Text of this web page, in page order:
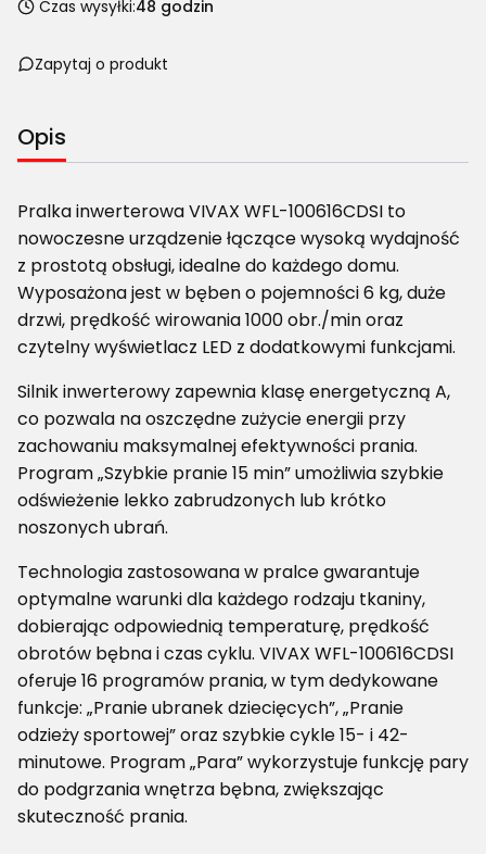
Czas wysyłki:48 godzin
Zapytaj o produkt
Opis
Pralka inwerterowa VIVAX WFL-100616CDSI to
nowoczesne urządzenie łączące wysoką wydajność
z prostotą obsługi, idealne do każdego domu.
Wyposażona jest w bęben o pojemności 6 kg, duże
drzwi, prędkość wirowania 1000 obr./min oraz
czytelny wyświetlacz LED z dodatkowymi funkcjami.
Silnik inwerterowy zapewnia klasę energetyczną A,
co pozwala na oszczędne zużycie energii przy
zachowaniu maksymalnej efektywności prania.
Program „Szybkie pranie 15 min” umożliwia szybkie
odświeżenie lekko zabrudzonych lub krótko
noszonych ubrań.
Technologia zastosowana w pralce gwarantuje
optymalne warunki dla każdego rodzaju tkaniny,
dobierając odpowiednią temperaturę, prędkość
obrotów bębna i czas cyklu. VIVAX WFL-100616CDSI
oferuje 16 programów prania, w tym dedykowane
funkcje: „Pranie ubranek dziecięcych”, „Pranie
odzieży sportowej” oraz szybkie cykle 15- i 42-
minutowe. Program „Para” wykorzystuje funkcję pary
do podgrzania wnętrza bębna, zwiększając
skuteczność prania.